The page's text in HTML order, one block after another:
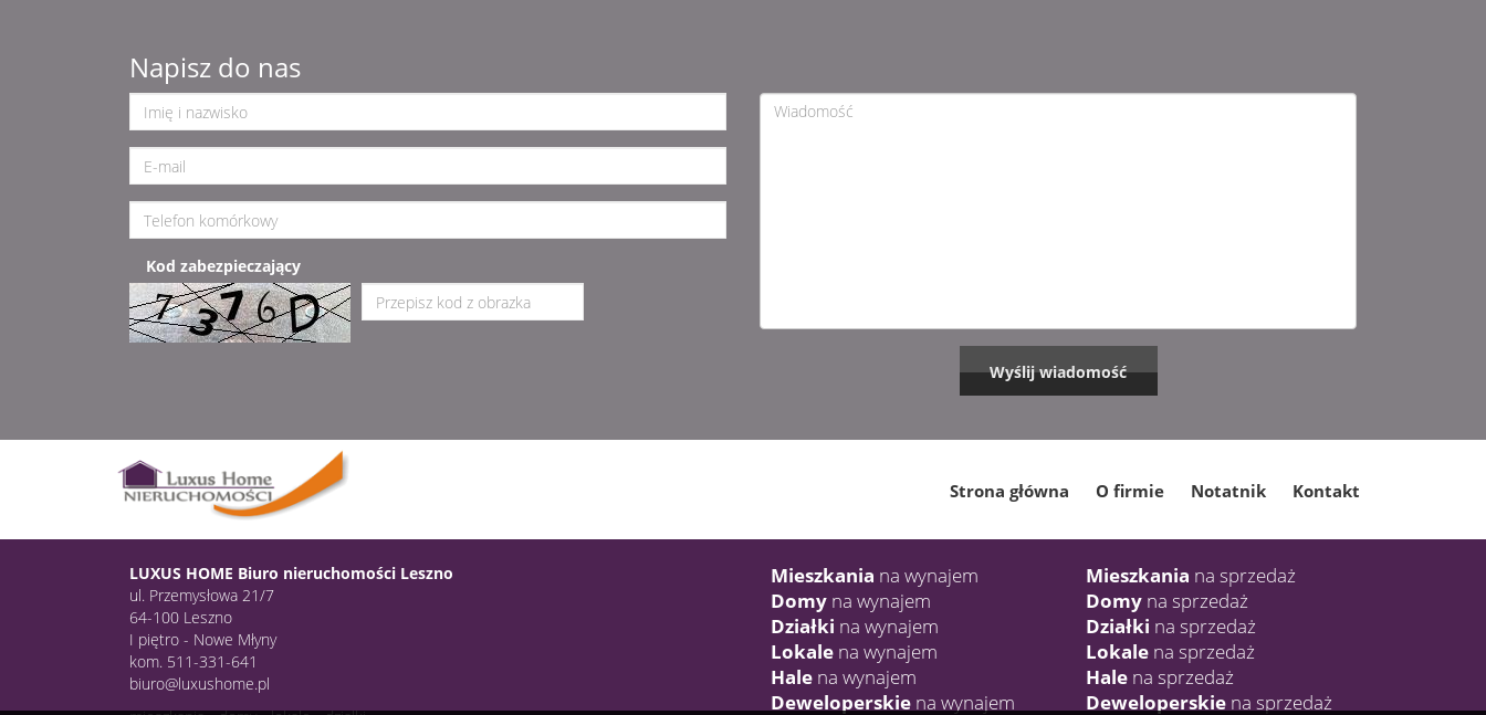
Napisz do nas
Kod zabezpieczający
Strona główna O firmie Notatnik Kontakt
LUXUS HOME Biuro nieruchomości Leszno
ul. Przemysłowa 21/7
64-100 Leszno
I piętro - Nowe Młyny
kom. 511-331-641
biuro@luxushome.pl
Mieszkania na wynajem
Domy na wynajem
Działki na wynajem
Lokale na wynajem
Hale na wynajem
Deweloperskie na wynajem
Mieszkania na sprzedaż
Domy na sprzedaż
Działki na sprzedaż
Lokale na sprzedaż
Hale na sprzedaż
Deweloperskie na sprzedaż